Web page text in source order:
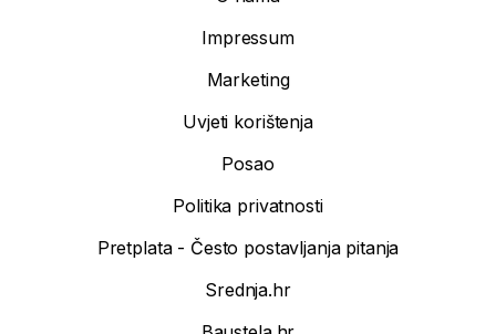
Impressum
Marketing
Uvjeti korištenja
Posao
Politika privatnosti
Pretplata - Često postavljanja pitanja
Srednja.hr